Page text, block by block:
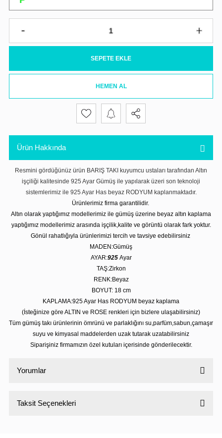
SEPETE EKLE
HEMEN AL
Ürün Hakkında
Resmini gördüğünüz ürün BARIŞ TAKI kuyumcu ustaları tarafından Altın
işçiliği kalitesinde 925 Ayar Gümüş ile yapılarak üzeri son teknoloji
sistemlerimiz ile 925 Ayar Has beyaz RODYUM kaplanmaktadır.
Ürünlerimiz firma garantilidir.
Altın olarak yaptığımız modellerimiz ile gümüş üzerine beyaz altın kaplama
yaptığımız modellerimiz arasında işçilik,kalite ve görüntü olarak fark yoktur.
Gönül rahatlığıyla ürünlerimizi tercih ve tavsiye edebilirsiniz
MADEN:Gümüş
AYAR:925 Ayar
TAŞ:Zirkon
RENK:Beyaz
BOYUT: 18 cm
KAPLAMA:925 Ayar Has RODYUM beyaz kaplama
(İsteğinize göre ALTIN ve ROSE renkleri için bizlere ulaşabilirsiniz)
Tüm gümüş takı ürünlerinin ömrünü ve parlaklığını su,parfüm,sabun,çamaşır
suyu ve kimyasal maddelerden uzak tutarak uzatabilirsiniz
Siparişiniz firmamızın özel kutuları içerisinde gönderilecektir.
Yorumlar
Taksit Seçenekleri